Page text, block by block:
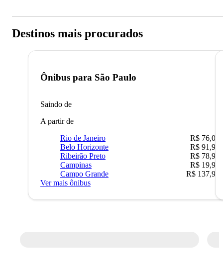
Destinos mais procurados
Ônibus para São Paulo
Saindo de
A partir de
Rio de Janeiro
R$ 76,09
Belo Horizonte
R$ 91,90
Ribeirão Preto
R$ 78,90
Campinas
R$ 19,90
Campo Grande
R$ 137,90
Ver mais ônibus